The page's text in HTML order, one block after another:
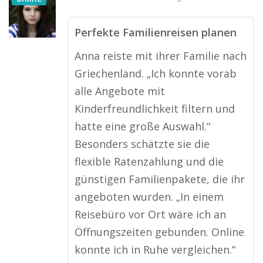
Perfekte Familienreisen planen
Anna reiste mit ihrer Familie nach
Griechenland. „Ich konnte vorab
alle Angebote mit
Kinderfreundlichkeit filtern und
hatte eine große Auswahl.“
Besonders schätzte sie die
flexible Ratenzahlung und die
günstigen Familienpakete, die ihr
angeboten wurden. „In einem
Reisebüro vor Ort wäre ich an
Öffnungszeiten gebunden. Online
konnte ich in Ruhe vergleichen.“